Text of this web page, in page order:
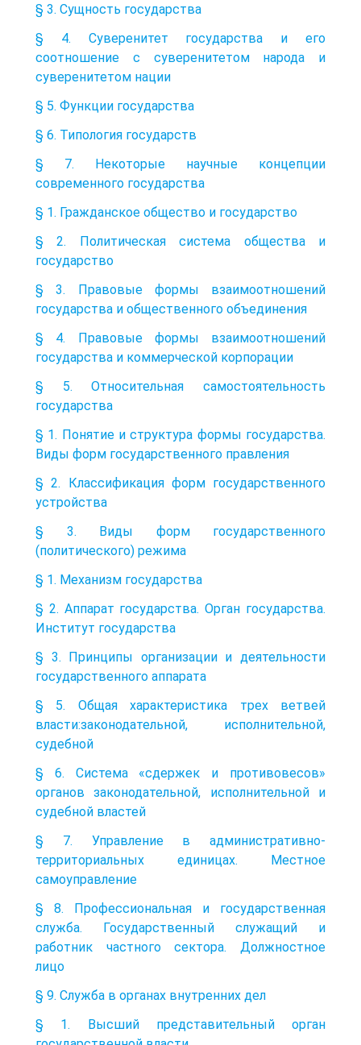
§ 3. Сущность государства
§ 4. Суверенитет государства и его
соотношение с суверенитетом народа и
суверенитетом нации
§ 5. Функции государства
§ 6. Типология государств
§ 7. Некоторые научные концепции
современного государства
§ 1. Гражданское общество и государство
§ 2. Политическая система общества и
государство
§ 3. Правовые формы взаимоотношений
государства и общественного объединения
§ 4. Правовые формы взаимоотношений
государства и коммерческой корпорации
§ 5. Относительная самостоятельность
государства
§ 1. Понятие и структура формы государства.
Виды форм государственного правления
§ 2. Классификация форм государственного
устройства
§ 3. Виды форм государственного
(политического) режима
§ 1. Механизм государства
§ 2. Аппарат государства. Орган государства.
Институт государства
§ 3. Принципы организации и деятельности
государственного аппарата
§ 5. Общая характеристика трех ветвей
власти:законодательной, исполнительной,
судебной
§ 6. Система «сдержек и противовесов»
органов законодательной, исполнительной и
судебной властей
§ 7. Управление в административно-
территориальных единицах. Местное
самоуправление
§ 8. Профессиональная и государственная
служба. Государственный служащий и
работник частного сектора. Должностное
лицо
§ 9. Служба в органах внутренних дел
§ 1. Высший представительный орган